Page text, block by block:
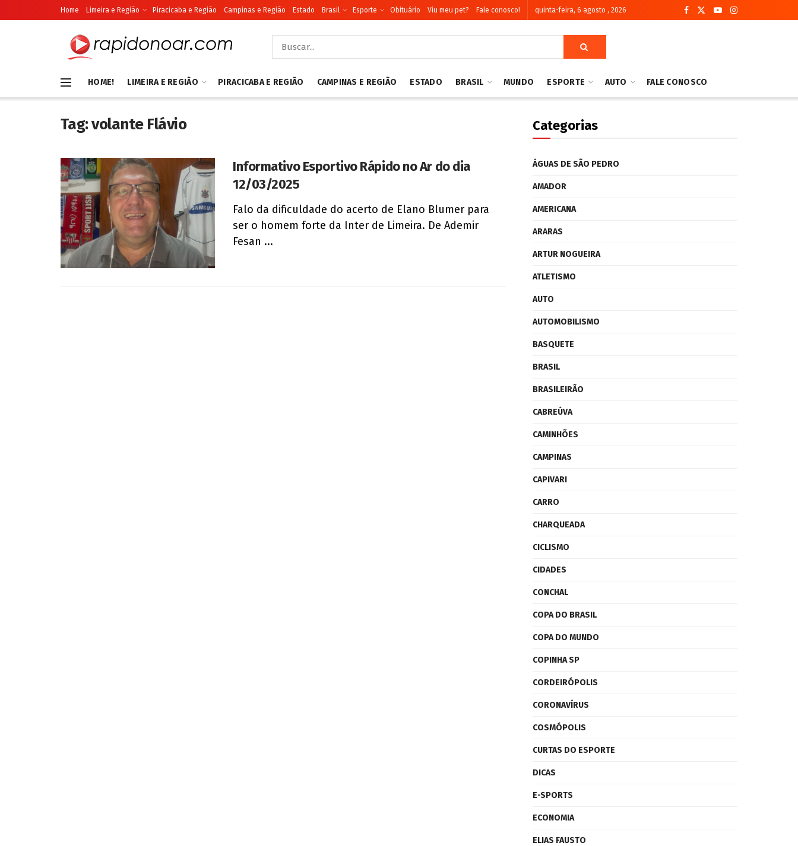
Home Limeira e Região Piracicaba e Região Campinas e Região Estado Brasil Esporte Obituário Viu meu pet? Fale conosco! quinta-feira, 6 agosto , 2026
HOME! LIMEIRA E REGIÃO PIRACICABA E REGIÃO CAMPINAS E REGIÃO ESTADO BRASIL MUNDO ESPORTE AUTO FALE CONOSCO
Tag:volante Flávio
Informativo Esportivo Rápido no Ar do dia
12/03/2025
Falo da dificuldade do acerto de Elano Blumer para
ser o homem forte da Inter de Limeira. De Ademir
Fesan ...
Categorias
ÁGUAS DE SÃO PEDRO
AMADOR
AMERICANA
ARARAS
ARTUR NOGUEIRA
ATLETISMO
AUTO
AUTOMOBILISMO
BASQUETE
BRASIL
BRASILEIRÃO
CABREÚVA
CAMINHÕES
CAMPINAS
CAPIVARI
CARRO
CHARQUEADA
CICLISMO
CIDADES
CONCHAL
COPA DO BRASIL
COPA DO MUNDO
COPINHA SP
CORDEIRÓPOLIS
CORONAVÍRUS
COSMÓPOLIS
CURTAS DO ESPORTE
DICAS
E-SPORTS
ECONOMIA
ELIAS FAUSTO